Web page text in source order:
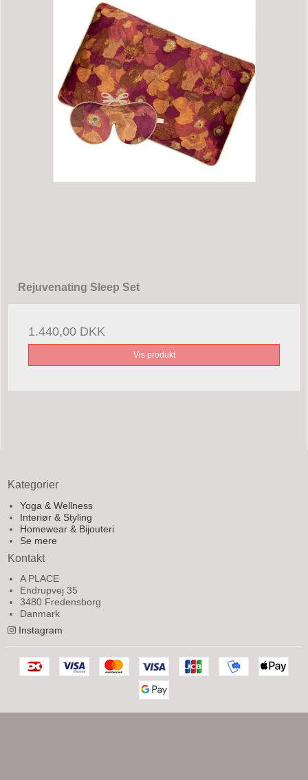
Rejuvenating Sleep Set
1.440,00 DKK
Vis produkt
Kategorier
Yoga & Wellness
Interiør & Styling
Homewear & Bijouteri
Se mere
Kontakt
A PLACE
Endrupvej 35
3480 Fredensborg
Danmark
Instagram